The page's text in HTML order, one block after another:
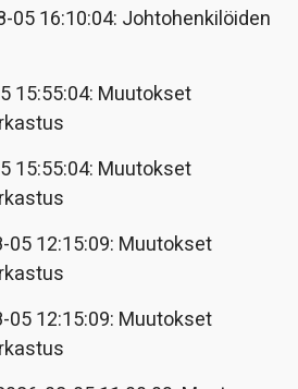
05 16:10:04: Johtohenkilöiden
15:55:04: Muutokset
15:55:04: Muutokset
05 12:15:09: Muutokset
05 12:15:09: Muutokset